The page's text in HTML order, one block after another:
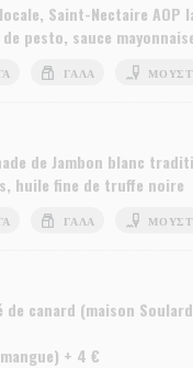
Saint-Nectaire
pesto, sauce
ΓΆΛΑ
de Jambon blanc
huile fine de truffe noire
ΓΆΛΑ
canard (maison
+ 4 €